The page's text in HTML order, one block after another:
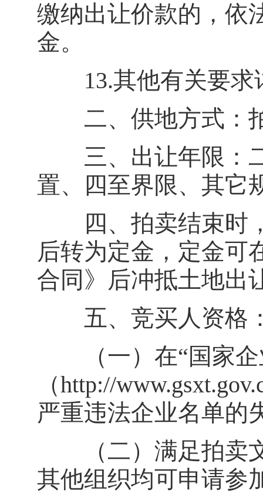
缴纳出让价款的，依
金。
13.其他有关要求
二、供地方式：
三、出让年限：二
置、四至界限、其它
四、拍卖结束时，
后转为定金，定金可
合同》后冲抵土地出
五、竞买人资格
（一）在“国家企
（http://
严重违法企业名单的
（二）满足拍卖文
其他组织均可申请参